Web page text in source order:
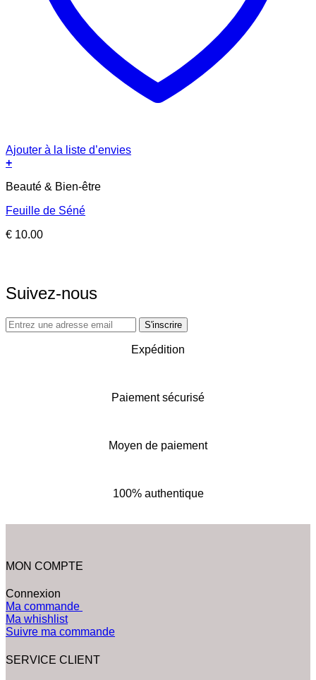
Ajouter à la liste d’envies
+
Beauté & Bien-être
Feuille de Séné
€ 10.00
Suivez-nous
Expédition
Paiement sécurisé
Moyen de paiement
100% authentique
MON COMPTE
Connexion
Ma commande
Ma whishlist
Suivre ma commande
SERVICE CLIENT